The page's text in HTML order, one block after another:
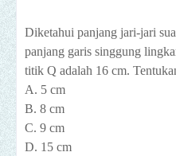
Diketahui panjang jari-jari
panjang garis singgung
titik Q adalah 16 cm.
A. 5 cm
B. 8 cm
C. 9 cm
D. 15 cm